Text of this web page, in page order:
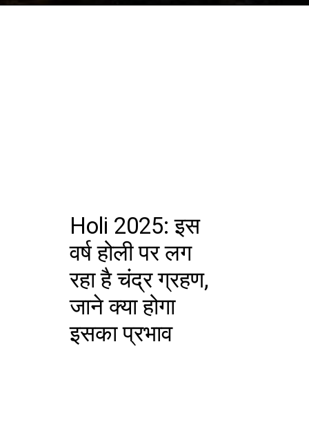
Holi 2025: इस
वर्ष होली पर लग
रहा है चंद्र ग्रहण,
जाने क्या होगा
इसका प्रभाव